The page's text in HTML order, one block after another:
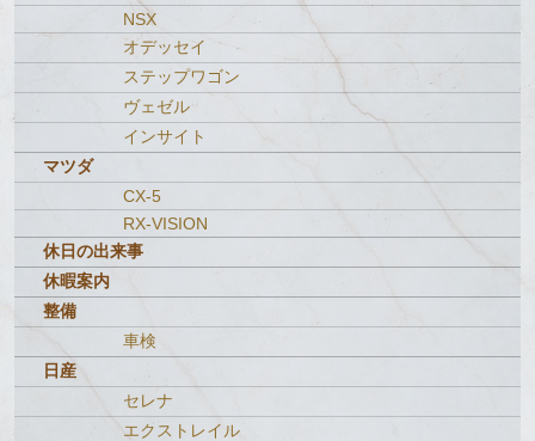
NSX
オデッセイ
ステップワゴン
ヴェゼル
インサイト
マツダ
CX-5
RX-VISION
休日の出来事
休暇案内
整備
車検
日産
セレナ
エクストレイル